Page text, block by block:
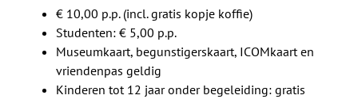
€ 10,00 p.p. (incl. gratis kopje koffie)
Studenten: € 5,00 p.p.
Museumkaart, begunstigerskaart, ICOMkaart en
vriendenpas geldig
Kinderen tot 12 jaar onder begeleiding: gratis